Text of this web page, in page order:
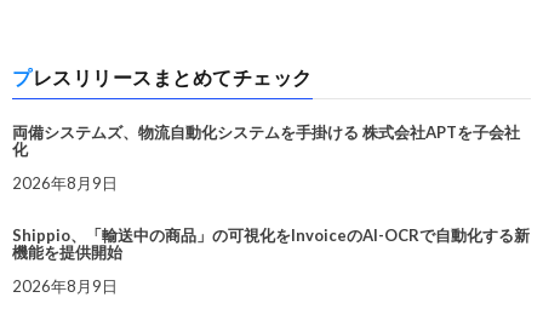
プレスリリースまとめてチェック
両備システムズ、物流自動化システムを手掛ける 株式会社APTを子会社
化
2026年8月9日
Shippio、「輸送中の商品」の可視化をInvoiceのAI-OCRで自動化する新
機能を提供開始
2026年8月9日